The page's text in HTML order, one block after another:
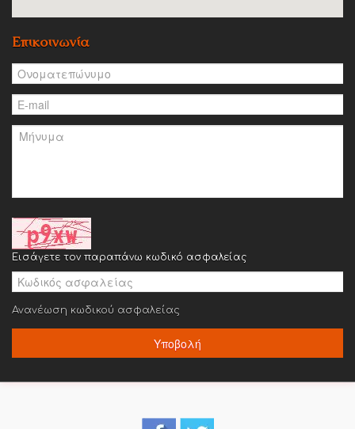
Επικοινωνία
Εισάγετε τον παραπάνω κωδικό ασφαλείας
Ανανέωση κωδικού ασφαλείας
Υποβολή